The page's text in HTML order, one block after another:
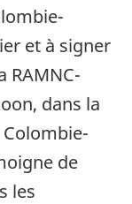
et à signer
RAMNC-
dans la
de
les